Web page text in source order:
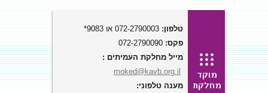
טלפון:
פקס:
מייל מחלקת העמיתים :
moked@kavb.org.il
מענה טלפוני: